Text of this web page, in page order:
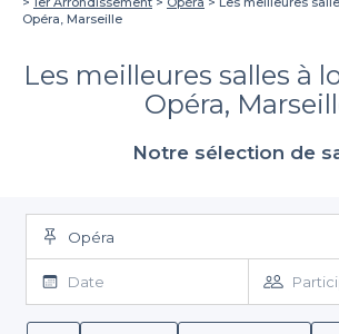
Opéra, Marseille
Les meilleures salles à
Opéra,
Notre sélection de
Opéra
Date